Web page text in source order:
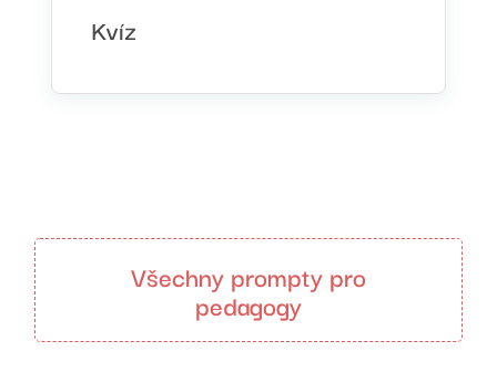
Kvíz
Všechny prompty pro
pedagogy